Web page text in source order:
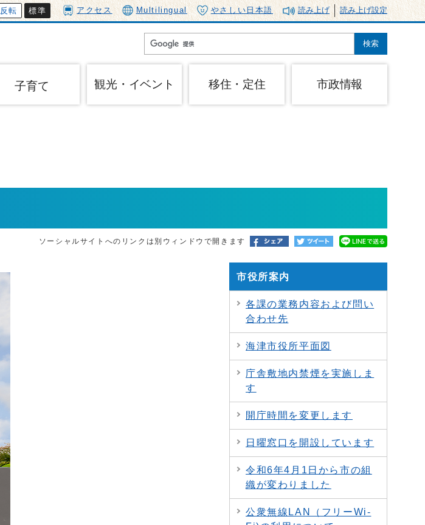
反転 標準 アクセス Multilingual やさしい日本語 読み上げ 読み上げ設定
子育て 観光・イベント 移住・定住 市政情報
ソーシャルサイトへのリンクは別ウィンドウで開きます
市役所案内
各課の業務内容および問い
合わせ先
海津市役所平面図
庁舎敷地内禁煙を実施しま
す
開庁時間を変更します
日曜窓口を開設しています
令和6年4月1日から市の組
織が変わりました
公衆無線LAN（フリーWi-